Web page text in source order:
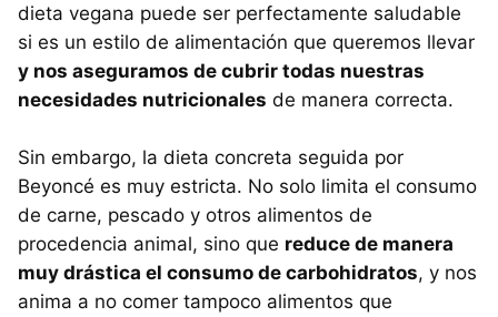
dieta vegana puede ser perfectamente saludable
si es un estilo de alimentación que queremos llevar
y nos aseguramos de cubrir todas nuestras
necesidades nutricionales de manera correcta.
Sin embargo, la dieta concreta seguida por
Beyoncé es muy estricta. No solo limita el consumo
de carne, pescado y otros alimentos de
procedencia animal, sino que reduce de manera
muy drástica el consumo de carbohidratos, y nos
anima a no comer tampoco alimentos que